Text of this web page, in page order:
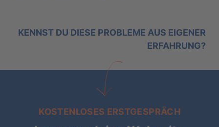
KENNST DU DIESE PROBLEME AUS EIGENER
ERFAHRUNG?
KOSTENLOSES ERSTGESPRÄCH